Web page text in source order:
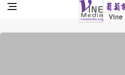
Vine Media
葡萄樹傳媒